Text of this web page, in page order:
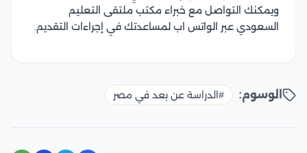
ويمكنك التواصل مع خبراء مكتب ملتقى التعليم
السعودي عبر الواتس اب لمساعدتك في إجراءات التقديم.
الوسوم: #الدراسة عن بعد في مصر